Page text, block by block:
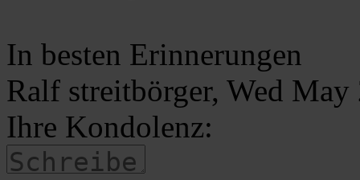
In besten Erinnerungen
Ralf streitbörger, Wed
Ihre Kondolenz: